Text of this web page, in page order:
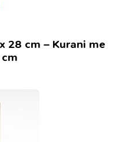
28 cm – Kurani me